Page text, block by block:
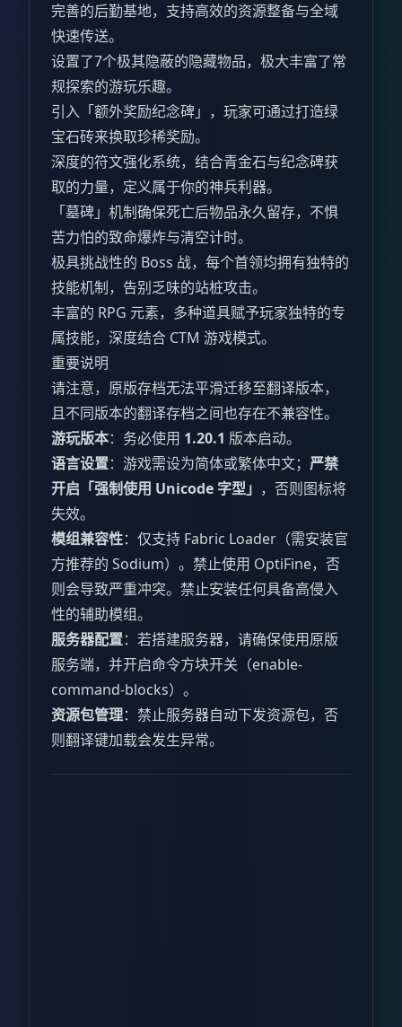
完善的后勤基地，支持高效的资源整备与全域
快速传送。
设置了7个极其隐蔽的隐藏物品，极大丰富了常
规探索的游玩乐趣。
引入「额外奖励纪念碑」，玩家可通过打造绿
宝石砖来换取珍稀奖励。
深度的符文强化系统，结合青金石与纪念碑获
取的力量，定义属于你的神兵利器。
「墓碑」机制确保死亡后物品永久留存，不惧
苦力怕的致命爆炸与清空计时。
极具挑战性的 Boss 战，每个首领均拥有独特的
技能机制，告别乏味的站桩攻击。
丰富的 RPG 元素，多种道具赋予玩家独特的专
属技能，深度结合 CTM 游戏模式。
重要说明
请注意，原版存档无法平滑迁移至翻译版本，
且不同版本的翻译存档之间也存在不兼容性。
游玩版本：务必使用 1.20.1 版本启动。
语言设置：游戏需设为简体或繁体中文； 严禁
开启「强制使用 Unicode 字型」 ，否则图标将
失效。
模组兼容性：仅支持 Fabric Loader（需安装官
方推荐的 Sodium）。禁止使用 OptiFine，否
则会导致严重冲突。禁止安装任何具备高侵入
性的辅助模组。
服务器配置：若搭建服务器，请确保使用原版
服务端，并开启命令方块开关（enable-
command-blocks）。
资源包管理：禁止服务器自动下发资源包，否
则翻译键加载会发生异常。